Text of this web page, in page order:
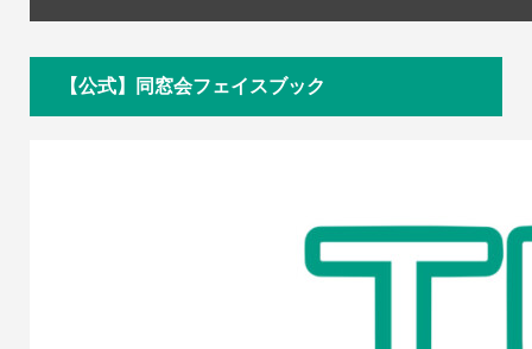
【公式】同窓会フェイスブック